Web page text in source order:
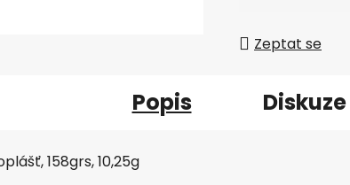
Zeptat se
Popis Diskuze
158grs, 10,25g